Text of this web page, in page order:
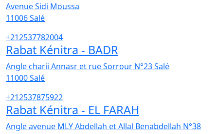
Avenue Sidi Moussa
11006Salé
+212537782004
Rabat Kénitra - BADR
Angle charii Annasr et rue Sorrour N°23 Salé
11000Salé
+212537875922
Rabat Kénitra - EL FARAH
Angle avenue MLY Abdellah et Allal Benabdellah N°38